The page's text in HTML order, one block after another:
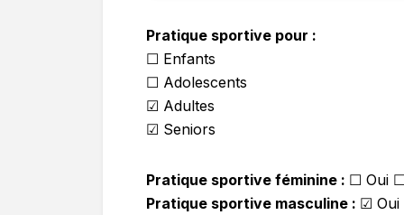
Pratique sportive pour :
☐ Enfants
☐ Adolescents
☑ Adultes
☑ Seniors
Pratique sportive féminine : ☐ Oui
Pratique sportive masculine : ☑